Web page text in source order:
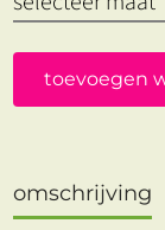
toevoegen
omschrijving